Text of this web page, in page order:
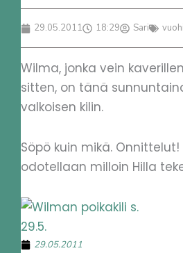
29.05.2011 18:29 Sari vuohi
Wilma, jonka vein
sitten, on tänä
valkoisen kilin.
Söpö kuin mikä.
odotellaan milloin Hilla
29.05.2011